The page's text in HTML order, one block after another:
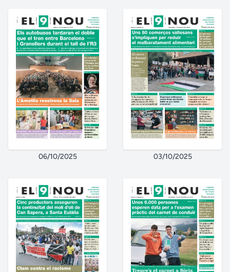
06/10/2025 03/10/2025